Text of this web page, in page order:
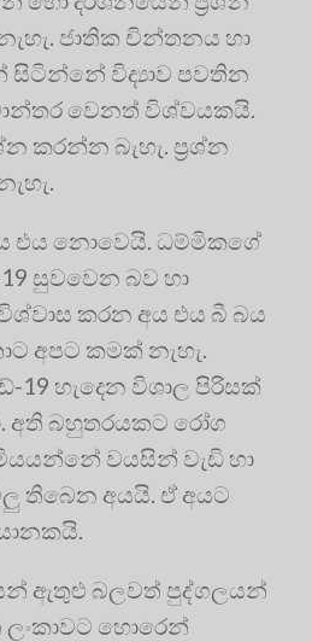
ජාතික චින්තනය හා
සිටින්නේ විද්‍යාව පවතින
වෙනත් විශ්වයකයි.
කරන්න බැහැ. ප්‍රශ්න
එය නොවෙයි. ධම්මිකගේ
සුවවෙන බව හා
කරන අය එය බී බය
අපට කමක් නැහැ.
හැදෙන විශාල පිරිසක්
අති බහුතරයකට රෝග
වයසින් වැඩි හා
තිබෙන අයයි. ඒ අයට
ඇතුළු බලවත් පුද්ගලයන්
හොරෙන්